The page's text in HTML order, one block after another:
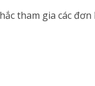
tham gia các đơn